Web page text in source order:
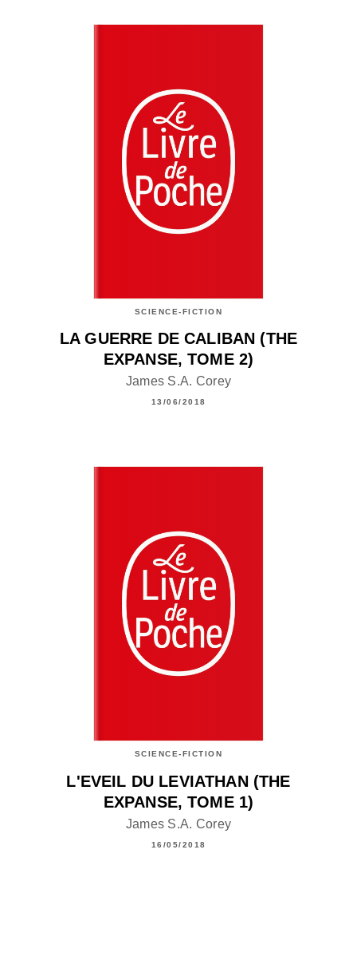
SCIENCE-FICTION
LA GUERRE DE CALIBAN (THE
EXPANSE, TOME 2)
James S.A. Corey
13/06/2018
SCIENCE-FICTION
L'EVEIL DU LEVIATHAN (THE
EXPANSE, TOME 1)
James S.A. Corey
16/05/2018